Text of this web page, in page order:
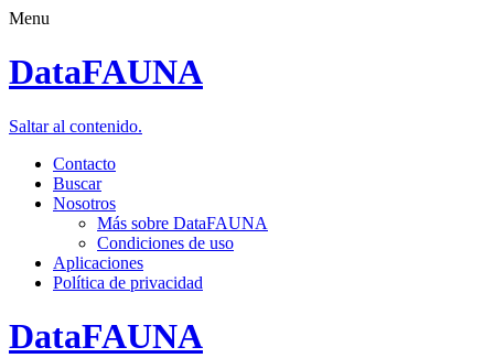
Menu
DataFAUNA
Saltar al contenido.
Contacto
Buscar
Nosotros
Más sobre DataFAUNA
Condiciones de uso
Aplicaciones
Política de privacidad
DataFAUNA